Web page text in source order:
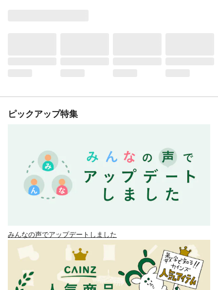
ピックアップ特集
みんなの声でアップデートしました